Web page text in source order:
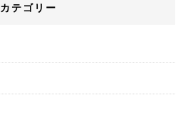
カテゴリー